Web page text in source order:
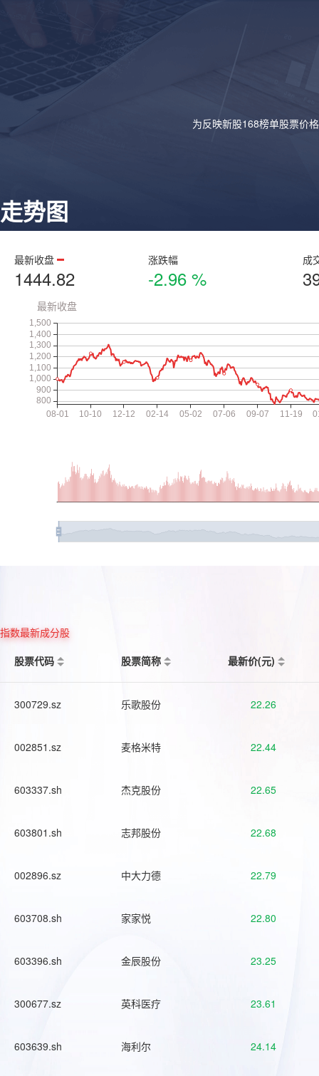
为反映新股168榜单股票价
走势图
最新收盘
1444.82
涨跌幅
-2.96 %
成
指数最新成分股
股票代码
股票简称 最新价(元)
300729.sz 乐歌股份 22.26
002851.sz 麦格米特 22.44
603337.sh 杰克股份 22.65
603801.sh 志邦股份 22.68
002896.sz 中大力德 22.79
603708.sh 家家悦 22.80
603396.sh 金辰股份 23.25
300677.sz 英科医疗 23.61
603639.sh 海利尔 24.14